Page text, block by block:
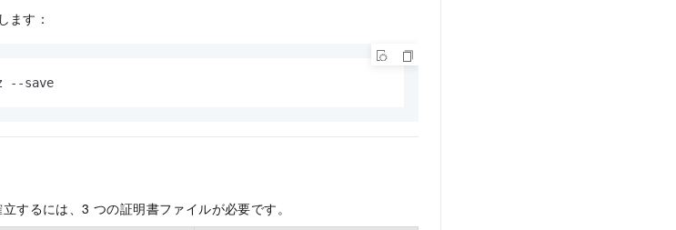
ます：
--save
するには、3 つの証明書ファイルが必要です。